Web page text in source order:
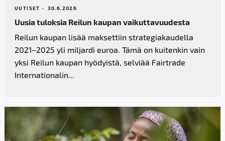
UUTISET - 30.6.2026
Uusia tuloksia Reilun kaupan vaikutta­vuudesta
Reilun kaupan lisää maksettiin strategiakaudella
2021–2025 yli miljardi euroa. Tämä on kuitenkin vain
yksi Reilun kaupan hyödyistä, selviää Fairtrade
Internationalin...